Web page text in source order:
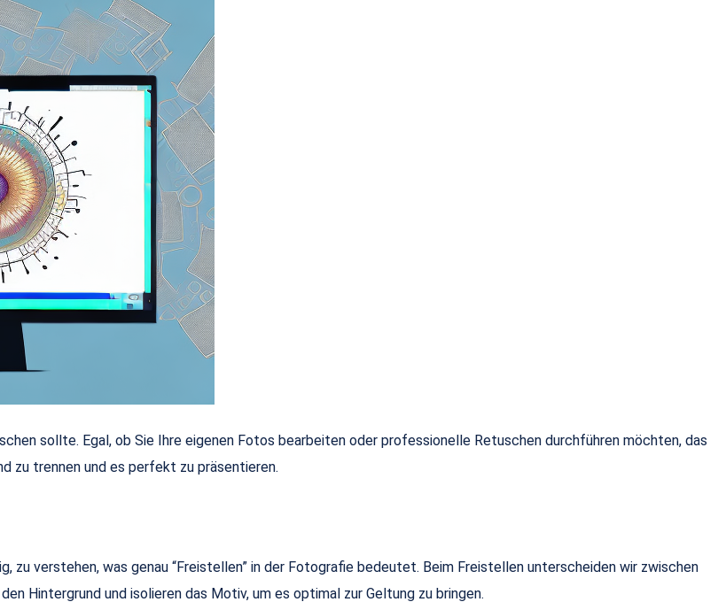
sollte. Egal, ob Sie Ihre eigenen Fotos bearbeiten oder professionelle Retuschen durchführen möchten, das
zu trennen und es perfekt zu präsentieren.
verstehen, was genau “Freistellen” in der Fotografie bedeutet. Beim Freistellen unterscheiden wir zwischen
Hintergrund und isolieren das Motiv, um es optimal zur Geltung zu bringen.